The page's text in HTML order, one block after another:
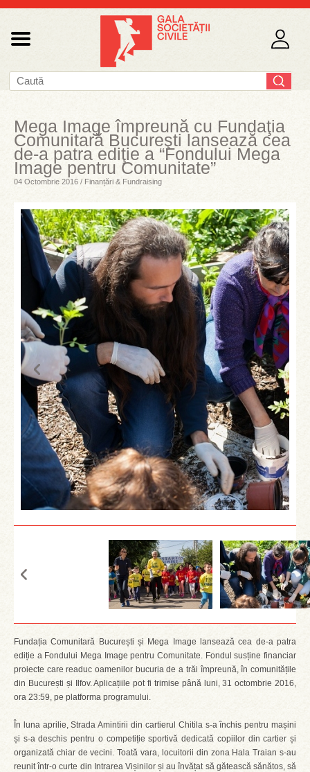
Mega Image împreună cu Fundaţia
Comunitară Bucureşti lansează cea
de-a patra ediţie a “Fondului Mega
Image pentru Comunitate”
04 Octombrie 2016 / Finanțări & Fundraising
Fundația Comunitară București și Mega Image lansează cea de-a patra
ediție a Fondului Mega Image pentru Comunitate. Fondul susține financiar
proiecte care readuc oamenilor bucuria de a trăi împreună, în comunitățile
din București și Ilfov. Aplicațiile pot fi trimise până luni, 31 octombrie 2016,
ora 23:59, pe platforma programului.
În luna aprilie, Strada Amintirii din cartierul Chitila s-a închis pentru mașini
și s-a deschis pentru o competiție sportivă dedicată copiilor din cartier și
organizată chiar de vecini. Toată vara, locuitorii din zona Hala Traian s-au
reunit într-o curte din Intrarea Vișinilor și au învățat să gătească sănătos, să